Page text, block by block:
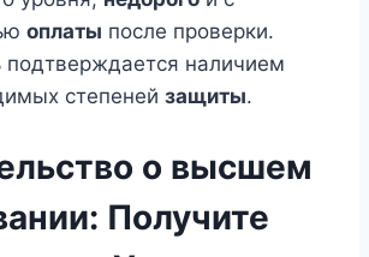
оплаты после проверки.
подтверждается наличием
степеней защиты.
о высшем
Получите